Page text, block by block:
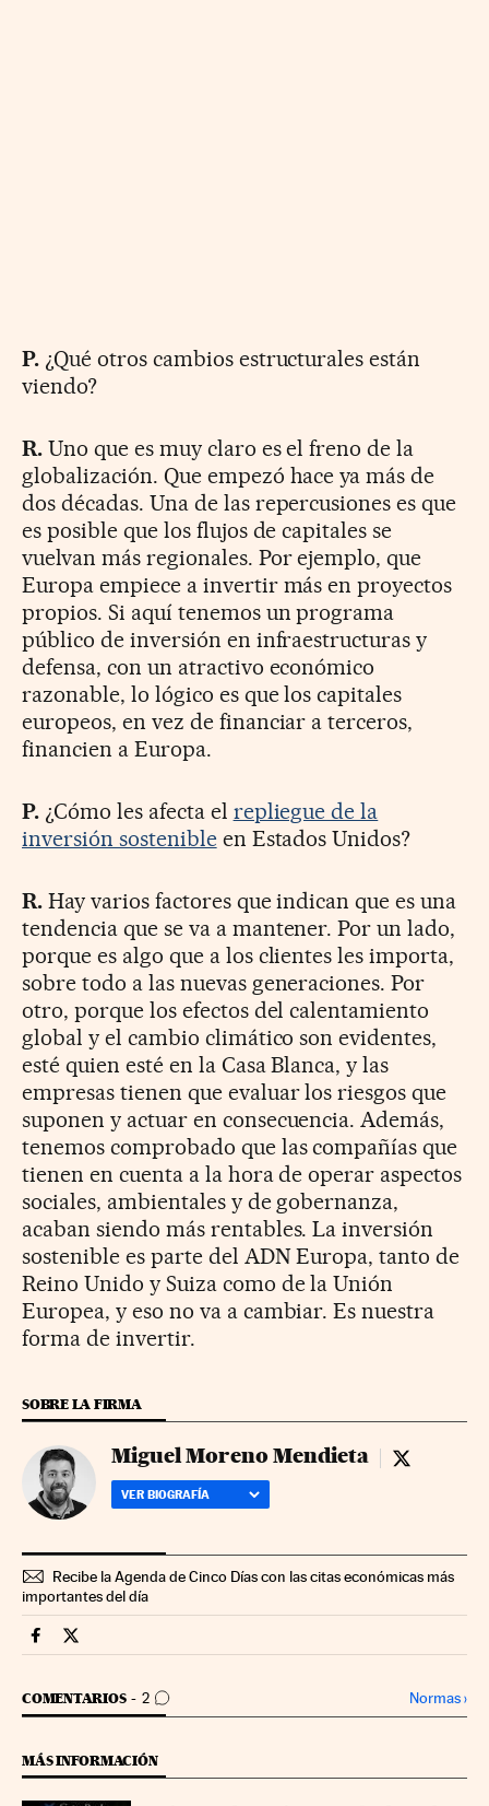
P.¿Qué otros cambios estructurales están
viendo?
R.Uno que es muy claro es el freno de la
globalización. Que empezó hace ya más de
dos décadas. Una de las repercusiones es que
es posible que los flujos de capitales se
vuelvan más regionales. Por ejemplo, que
Europa empiece a invertir más en proyectos
propios. Si aquí tenemos un programa
público de inversión en infraestructuras y
defensa, con un atractivo económico
razonable, lo lógico es que los capitales
europeos, en vez de financiar a terceros,
financien a Europa.
P.¿Cómo les afecta el repliegue de la
inversión sostenibleen Estados Unidos?
R.Hay varios factores que indican que es una
tendencia que se va a mantener. Por un lado,
porque es algo que a los clientes les importa,
sobre todo a las nuevas generaciones. Por
otro, porque los efectos del calentamiento
global y el cambio climático son evidentes,
esté quien esté en la Casa Blanca, y las
empresas tienen que evaluar los riesgos que
suponen y actuar en consecuencia. Además,
tenemos comprobado que las compañías que
tienen en cuenta a la hora de operar aspectos
sociales, ambientales y de gobernanza,
acaban siendo más rentables. La inversión
sostenible es parte del ADN Europa, tanto de
Reino Unido y Suiza como de la Unión
Europea, y eso no va a cambiar. Es nuestra
forma de invertir.
SOBRE LA FIRMA
Miguel Moreno Mendieta Miguel
VER BIOGRAFÍA
Recibe la Agenda de Cinco Días con las citas económicas más
importantes del día
Fondos Y Planes Cinco Días en Facebook
Fondos Y Planes Cinco Días en Twitter
COMENTARIOS 2
IR A LOS COMENTARIOS Normas›
MÁS INFORMACIÓN